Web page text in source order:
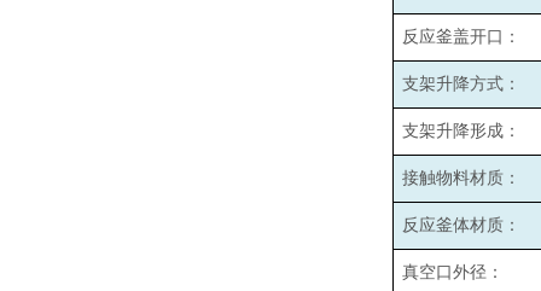
反应釜盖开口：
支架升降方式：
支架升降形成：
接触物料材质：
反应釜体材质：
真空口外径：